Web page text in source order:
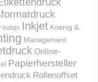
Indigo Inkjet Koenig &
Management
Online-
Papierhersteller
Rollenoffset